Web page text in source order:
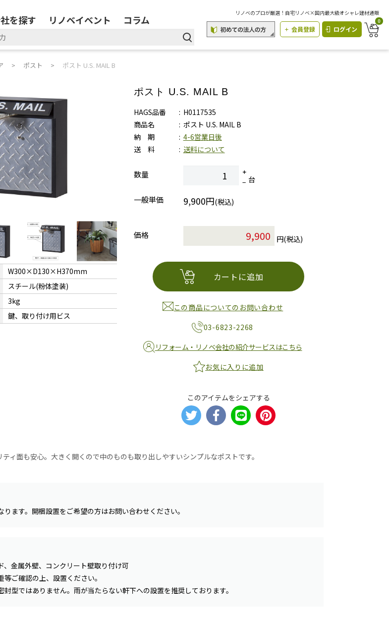
を探す リノベイベント コラム
リノベのプロが厳選！自宅リノベ×国内最大級オシャレ建材通販
会員登録 ログイン
0
ポスト ポスト U.S. MAIL B
W300×D130×H370mm
スチール(粉体塗装)
3kg
鍵、取り付け用ビス
ポスト U.S. MAIL B
HAGS品番
H0117535
商品名
ポスト U.S. MAIL B
納 期
4-6営業日後
送 料
送料について
数量
台
一般単価
9,900円(税込)
価格 円(税込)
カートに追加
この商品についてのお問い合わせ
03-6823-2268
リフォーム・リノベ会社の紹介サービスはこちら
お気に入りに追加
このアイテムをシェアする
ィ面も安心。大きく開くので中のものも取り出しやすいシンプルなポストです。
ります。開梱設置をご希望の方はお問い合わせください。
、金属外壁、コンクリート壁取り付け可
ご確認の上、設置ください。
封型ではありません。雨が当たらない軒下への設置を推奨しております。